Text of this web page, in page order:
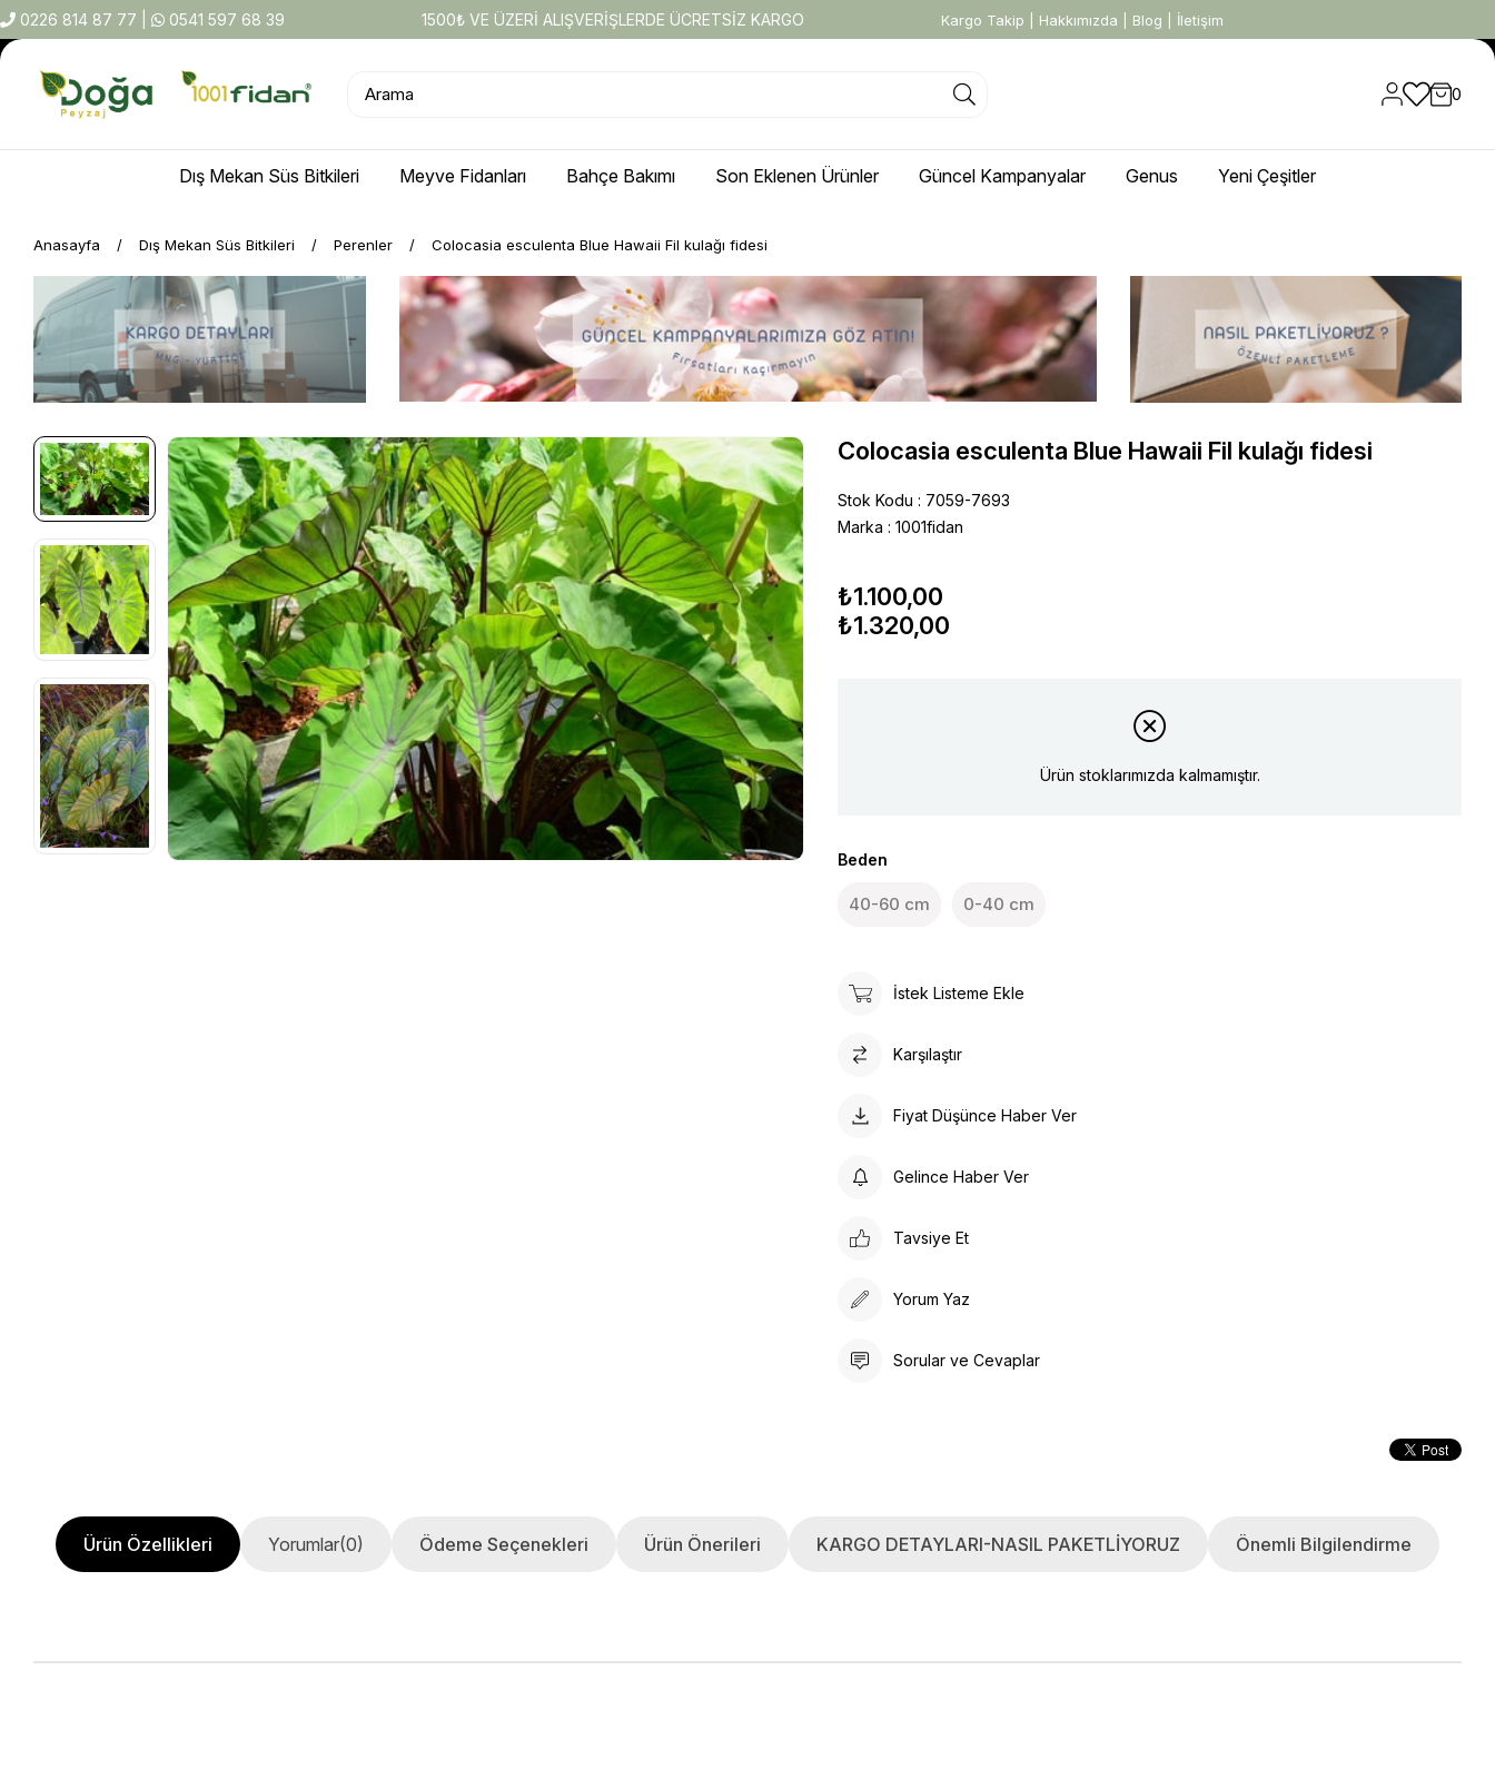
0226 814 87 77 0541 597 68 39 1500₺ VE ÜZERİ ALIŞVERİŞLERDE ÜCRETSİZ KARGO Kargo Takip Hakkımızda Blog İletişim
0
Dış Mekan Süs Bitkileri Meyve Fidanları Bahçe Bakımı Son Eklenen Ürünler Güncel Kampanyalar Genus Yeni Çeşitler
Anasayfa Dış Mekan Süs Bitkileri Perenler Colocasia esculenta Blue Hawaii Fil kulağı fidesi
Colocasia esculenta Blue Hawaii Fil kulağı fidesi
Stok Kodu
7059-7693
Marka : 1001fidan
₺1.100,00
₺1.320,00
Ürün stoklarımızda kalmamıştır.
Beden
40-60 cm 0-40 cm
İstek Listeme Ekle
Karşılaştır
Fiyat Düşünce Haber Ver
Gelince Haber Ver
Tavsiye Et
Yorum Yaz
Sorular ve Cevaplar
Ürün Özellikleri Yorumlar(0) Ödeme Seçenekleri Ürün Önerileri KARGO DETAYLARI-NASIL PAKETLİYORUZ Önemli Bilgilendirme